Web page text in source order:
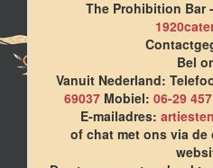
The Prohibition Bar
Bel
Vanuit Nederland:
69037 Mobiel: 06-29
E-mailadres:
of chat met ons via